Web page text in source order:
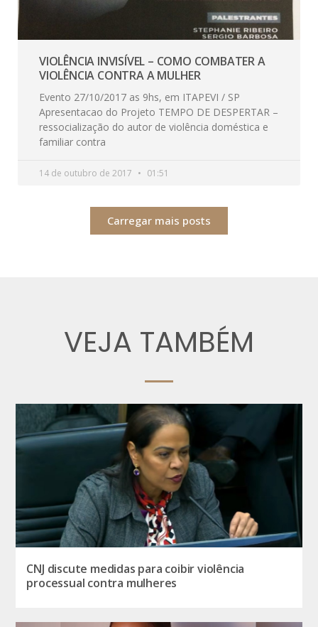
VIOLÊNCIA INVISÍVEL – COMO COMBATER A
VIOLÊNCIA CONTRA A MULHER
Evento 27/10/2017 as 9hs, em ITAPEVI / SP
Apresentacao do Projeto TEMPO DE DESPERTAR –
ressocialização do autor de violência doméstica e
familiar contra
14 de outubro de 2017 01:51
Carregar mais posts
VEJA TAMBÉM
CNJ discute medidas para coibir violência
processual contra mulheres